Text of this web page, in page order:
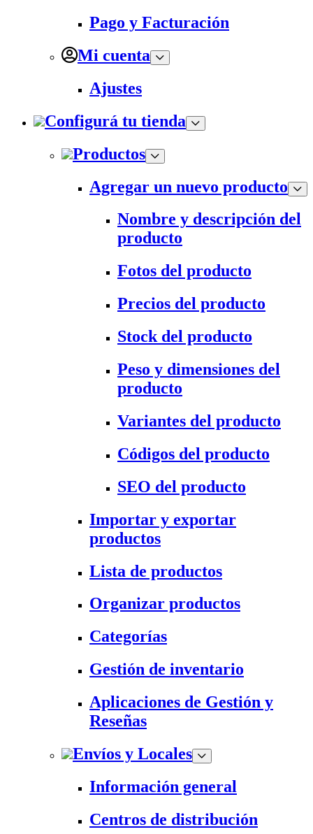
Pago y Facturación
Mi cuenta
Ajustes
Configurá tu tienda
Productos
Agregar un nuevo producto
Nombre y descripción del
producto
Fotos del producto
Precios del producto
Stock del producto
Peso y dimensiones del
producto
Variantes del producto
Códigos del producto
SEO del producto
Importar y exportar
productos
Lista de productos
Organizar productos
Categorías
Gestión de inventario
Aplicaciones de Gestión y
Reseñas
Envíos y Locales
Información general
Centros de distribución